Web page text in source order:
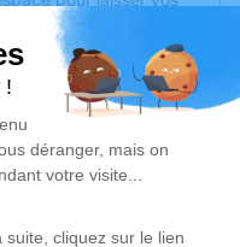
souvenirs, une
à travers des poèmes
d'expression dédié à
est disponible
Je rends hommage